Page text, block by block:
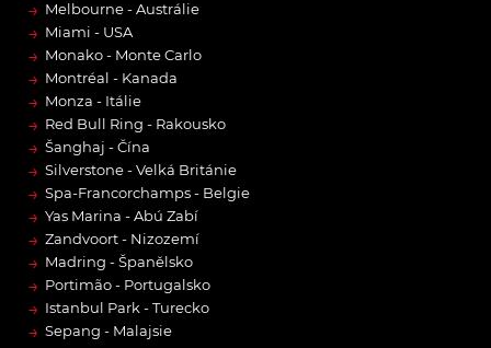
→ Melbourne - Austrálie
→ Miami - USA
→ Monako - Monte Carlo
→ Montréal - Kanada
→ Monza - Itálie
→ Red Bull Ring - Rakousko
→ Šanghaj - Čína
→ Silverstone - Velká Británie
→ Spa-Francorchamps - Belgie
→ Yas Marina - Abú Zabí
→ Zandvoort - Nizozemí
→ Madring - Španělsko
→ Portimão - Portugalsko
→ Istanbul Park - Turecko
→ Sepang - Malajsie